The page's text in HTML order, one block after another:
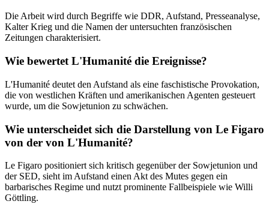
Die Arbeit wird durch Begriffe wie DDR, Aufstand, Presseanalyse,
Kalter Krieg und die Namen der untersuchten französischen
Zeitungen charakterisiert.
Wie bewertet L'Humanité die Ereignisse?
L'Humanité deutet den Aufstand als eine faschistische Provokation,
die von westlichen Kräften und amerikanischen Agenten gesteuert
wurde, um die Sowjetunion zu schwächen.
Wie unterscheidet sich die Darstellung von Le Figaro
von der von L'Humanité?
Le Figaro positioniert sich kritisch gegenüber der Sowjetunion und
der SED, sieht im Aufstand einen Akt des Mutes gegen ein
barbarisches Regime und nutzt prominente Fallbeispiele wie Willi
Göttling.